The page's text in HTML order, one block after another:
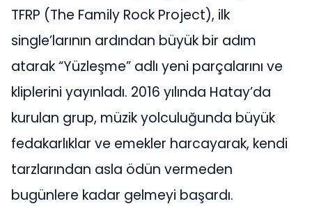
TFRP (The Family Rock Project), ilk
single’larının ardından büyük bir adım
atarak “Yüzleşme” adlı yeni parçalarını ve
kliplerini yayınladı. 2016 yılında Hatay’da
kurulan grup, müzik yolculuğunda büyük
fedakarlıklar ve emekler harcayarak, kendi
tarzlarından asla ödün vermeden
bugünlere kadar gelmeyi başardı.